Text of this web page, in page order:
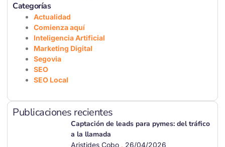
Categorías
Actualidad
Comienza aquí
Inteligencia Artificial
Marketing Digital
Segovia
SEO
SEO Local
Publicaciones recientes
Captación de leads para pymes: del tráfico
a la llamada
Aristides Cobo 26/04/2026